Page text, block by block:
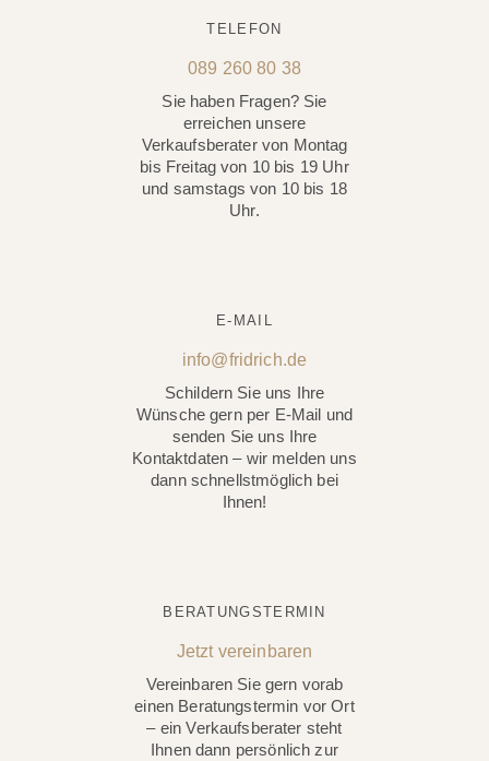
TELEFON
089 260 80 38
Sie haben Fragen? Sie
erreichen unsere
Verkaufsberater von Montag
bis Freitag von 10 bis 19 Uhr
und samstags von 10 bis 18
Uhr.
E-MAIL
info@fridrich.de
Schildern Sie uns Ihre
Wünsche gern per E-Mail und
senden Sie uns Ihre
Kontaktdaten – wir melden uns
dann schnellstmöglich bei
Ihnen!
BERATUNGSTERMIN
Jetzt vereinbaren
Vereinbaren Sie gern vorab
einen Beratungstermin vor Ort
– ein Verkaufsberater steht
Ihnen dann persönlich zur